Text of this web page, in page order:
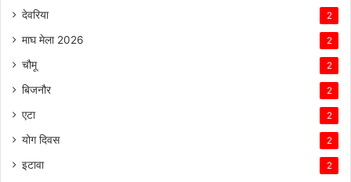
देवरिया 2
माघ मेला 2026 2
चौमू 2
बिजनौर 2
एटा 2
योग दिवस 2
इटावा 2